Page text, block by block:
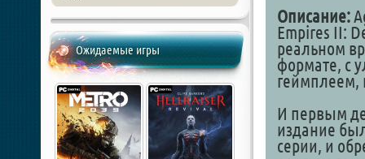
Ожидаемые игры
Описание:
Empires II:
реальном
формате, с
И первым
издание
серии, и